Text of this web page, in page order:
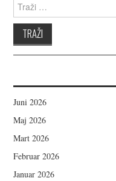
Juni 2026
Maj 2026
Mart 2026
Februar 2026
Januar 2026